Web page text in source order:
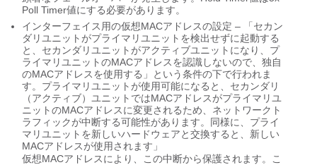
Poll Timer値にする必要があります。
インターフェイス用の仮想MACアドレスの設定 – 「セカン
ダリユニットがプライマリユニットを検出せずに起動する
と、セカンダリユニットがアクティブユニットになり、プ
ライマリユニットのMACアドレスを認識しないので、独自
のMACアドレスを使用する」という条件の下で行われま
す。プライマリユニットが使用可能になると、セカンダリ
（アクティブ）ユニットではMACアドレスがプライマリユ
ニットのMACアドレスに変更されるため、ネットワークト
ラフィックが中断する可能性があります。同様に、プライ
マリユニットを新しいハードウェアと交換すると、新しい
MACアドレスが使用されます」
仮想MACアドレスにより、この中断から保護されます。こ